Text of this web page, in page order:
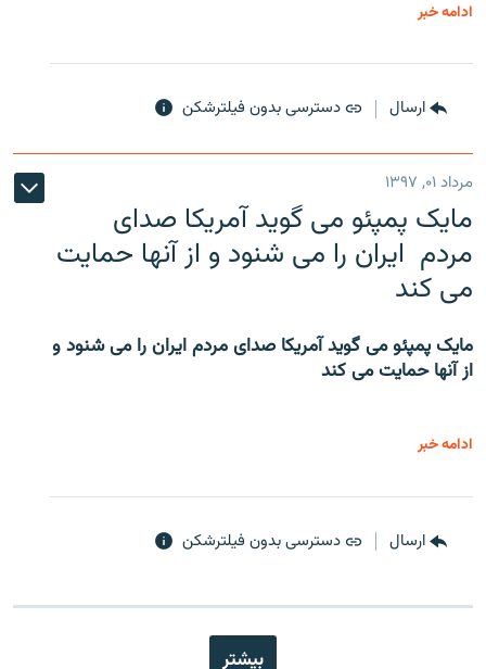
ادامه خبر
ارسال دسترسی بدون فیلترشکن
مرداد ۰۱, ۱۳۹۷
مایک پمپئو می گوید آمریکا صدای
مردم ایران را می شنود و از آنها حمایت
می کند
مایک پمپئو می گوید آمریکا صدای مردم ایران را می شنود و
از آنها حمایت می کند
ادامه خبر
ارسال دسترسی بدون فیلترشکن
بیشتر